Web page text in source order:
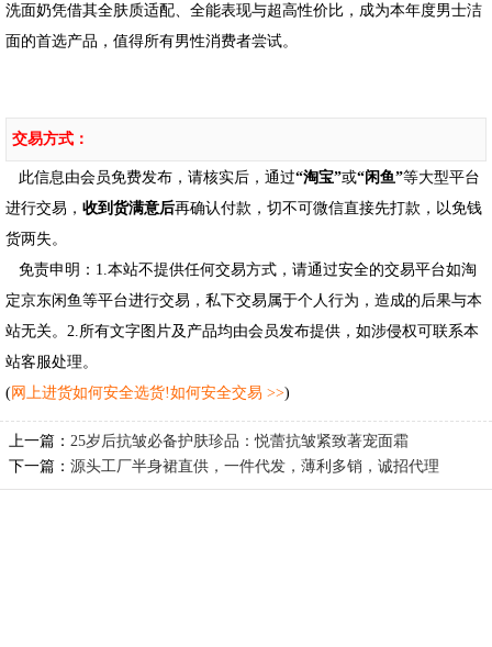
洗面奶凭借其全肤质适配、全能表现与超高性价比，成为本年度男士洁
面的首选产品，值得所有男性消费者尝试。
交易方式：
此信息由会员免费发布，请核实后，通过“淘宝”或“闲鱼”等大型平台
进行交易， 收到货满意后再确认付款，切不可微信直接先打款，以免钱
货两失。
免责申明：1.本站不提供任何交易方式，请通过安全的交易平台如淘
定京东闲鱼等平台进行交易，私下交易属于个人行为，造成的后果与本
站无关。2.所有文字图片及产品均由会员发布提供，如涉侵权可联系本
站客服处理。
(网上进货如何安全选货!如何安全交易 >>)
上一篇： 25岁后抗皱必备护肤珍品：悦蕾抗皱紧致著宠面霜
下一篇： 源头工厂半身裙直供，一件代发，薄利多销，诚招代理